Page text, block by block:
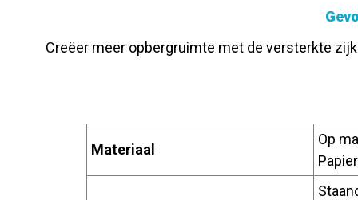
Creëer meer opbergruimte met de versterkte
Materiaal
Op